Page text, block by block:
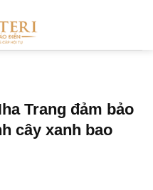
Trang đảm bảo
cây xanh bao